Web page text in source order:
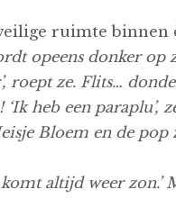
ruimte binnen
opeens donker op
roept ze. Flits…
heb een paraplu’,
Bloem en de
altijd weer zon.’